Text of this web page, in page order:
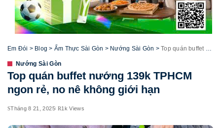
Em Đói > Blog > Ẩm Thực Sài Gòn > Nướng Sài Gòn >Top quán buffet nướng 139k TPHCM ngon rẻ, no nê không giới hạn
Nướng Sài Gòn
Top quán buffet nướng 139k TPHCM
ngon rẻ, no nê không giới hạn
Tháng 8 21, 2025 1k Views